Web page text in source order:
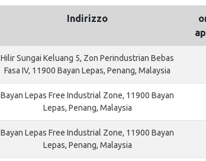
Indirizzo
Hilir Sungai Keluang 5, Zon Perindustrian Bebas
Fasa IV, 11900 Bayan Lepas, Penang, Malaysia
Bayan Lepas Free Industrial Zone, 11900 Bayan
Lepas, Penang, Malaysia
Bayan Lepas Free Industrial Zone, 11900 Bayan
Lepas, Penang, Malaysia